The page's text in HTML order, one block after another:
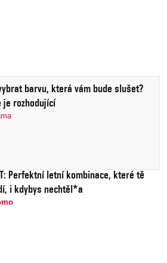
barvu, která vám bude slušet?
je rozhodující
Perfektní letní kombinace, které tě
i kdybys nechtěl*a